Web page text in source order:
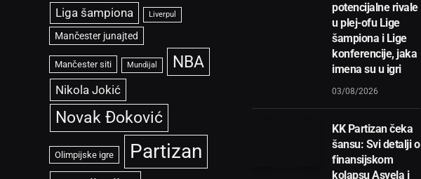
Liga šampiona Liverpul
Mančester junajted
Mančester siti Mundijal NBA
Nikola Jokić
Novak Đoković
Olimpijske igre Partizan
potencijalne rivale
u plej-ofu Lige
šampiona i Lige
konferencije, jaka
imena su u igri
03/08/2026
KK Partizan čeka
šansu: Svi detalji o
finansijskom
kolapsu Asvela i